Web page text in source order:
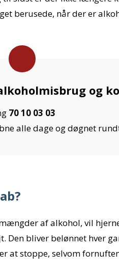
berusede, når der er
og
70 10 03 03
alle dage og døgnet
af alkohol, vil
bliver belønnet hver
stoppe, selvom